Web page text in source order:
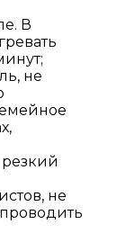
В
не
резкий
не